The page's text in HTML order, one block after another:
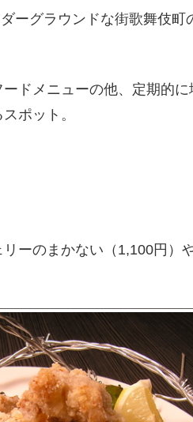
ーグラウンドな街歌舞伎町
ドメニューの他、定期的
ポット。
リーのまかない（1,100円